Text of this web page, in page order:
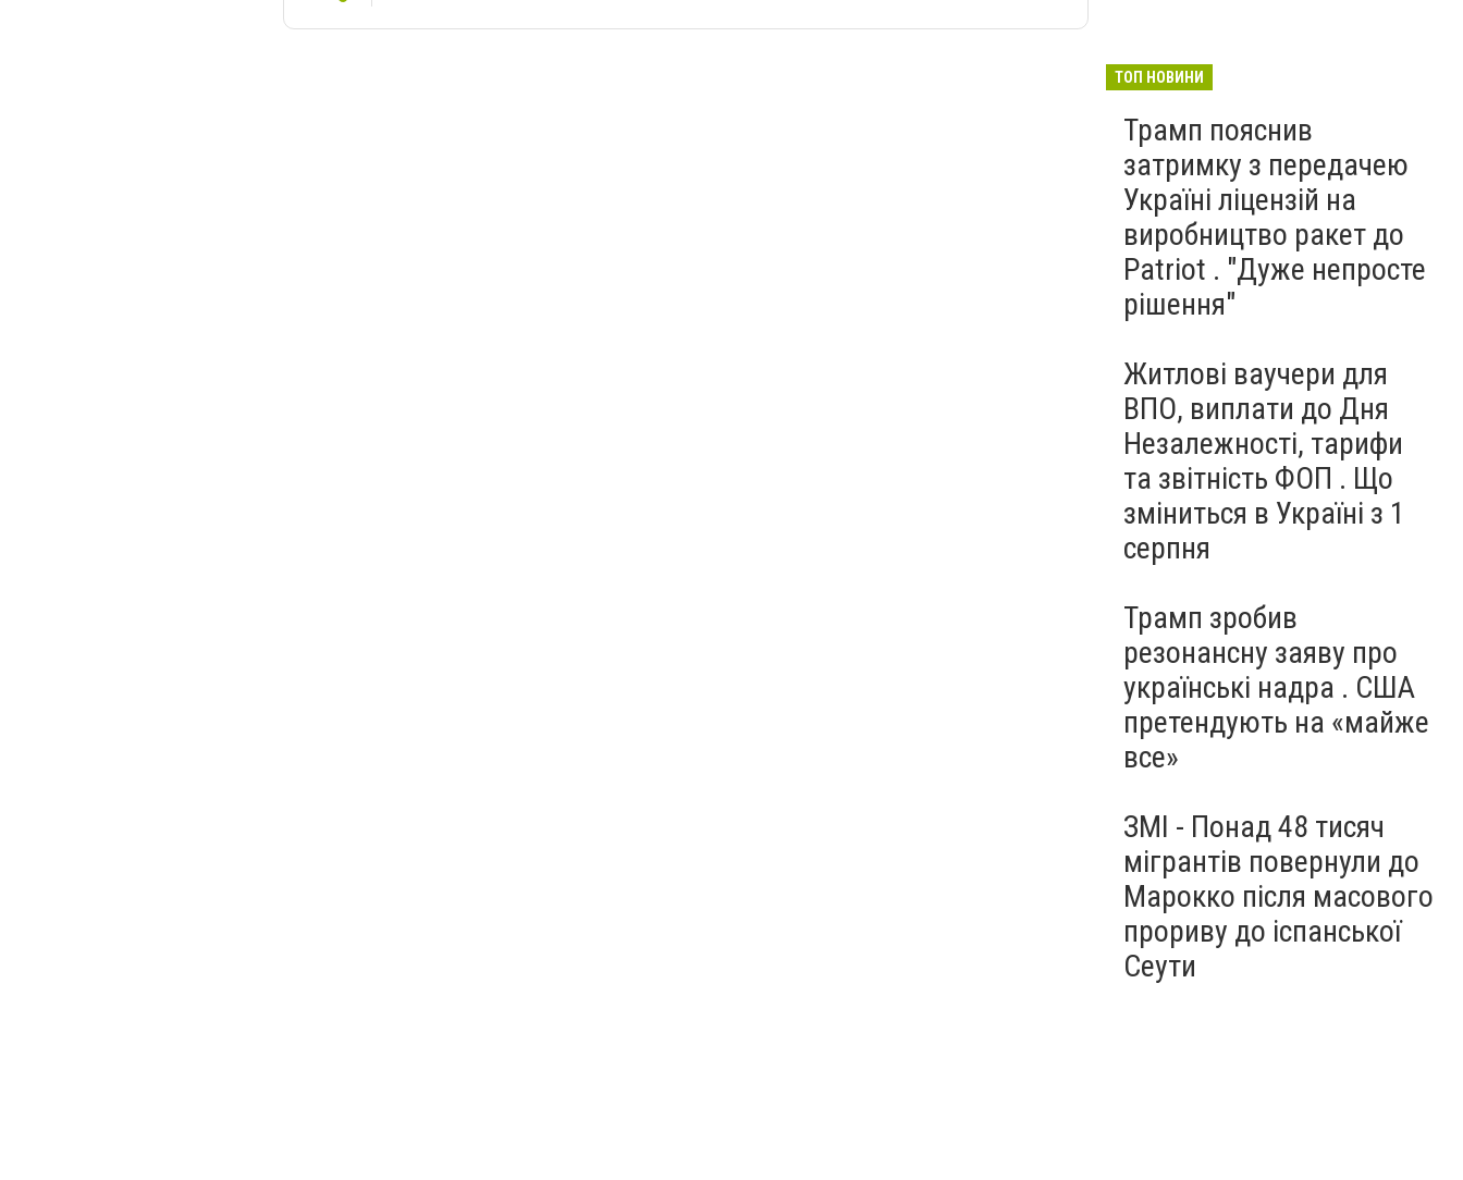
ТОП НОВИНИ
Трамп пояснив
затримку з передачею
Україні ліцензій на
виробництво ракет до
Patriot . "Дуже непросте
рішення"
Житлові ваучери для
ВПО, виплати до Дня
Незалежності, тарифи
та звітність ФОП . Що
зміниться в Україні з 1
серпня
Трамп зробив
резонансну заяву про
українські надра . США
претендують на «майже
все»
ЗМІ - Понад 48 тисяч
мігрантів повернули до
Марокко після масового
прориву до іспанської
Сеути